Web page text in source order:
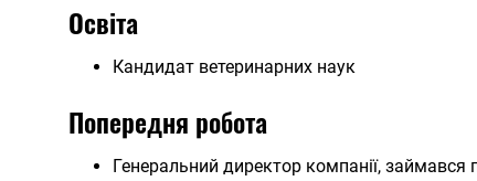
Освіта
Кандидат ветеринарних наук
Попередня робота
Генеральний директор компанії,